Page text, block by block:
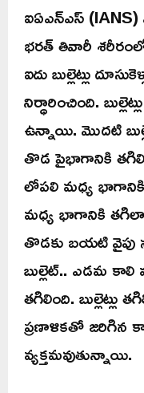
ఐఏఎన్ఎస్ (IANS)
భరత్ తివారీ
ఐదు బుల్లెట్లు
నిర్ధారించింది.
ఉన్నాయి. మొదటి
తొడ పైభాగానికి
లోపలి మధ్య
మధ్య భాగానికి
తొడకు బయటి వైపు
బుల్లెట్.. ఎడమ కాలి
తగిలింది. బుల్లెట్లు
ప్రణాళికతో జరిగిన
వ్యక్తమవుతున్నాయి.